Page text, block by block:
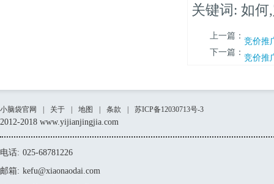
关键词: 如
上一篇： 竞价推
下一篇： 竞价推
小脑袋官网 关于 地图 条款 苏ICP备12030713号-3
2012-2018 www.yijianjingjia.com
电话: 025-68781226
邮箱: kefu@xiaonaodai.com